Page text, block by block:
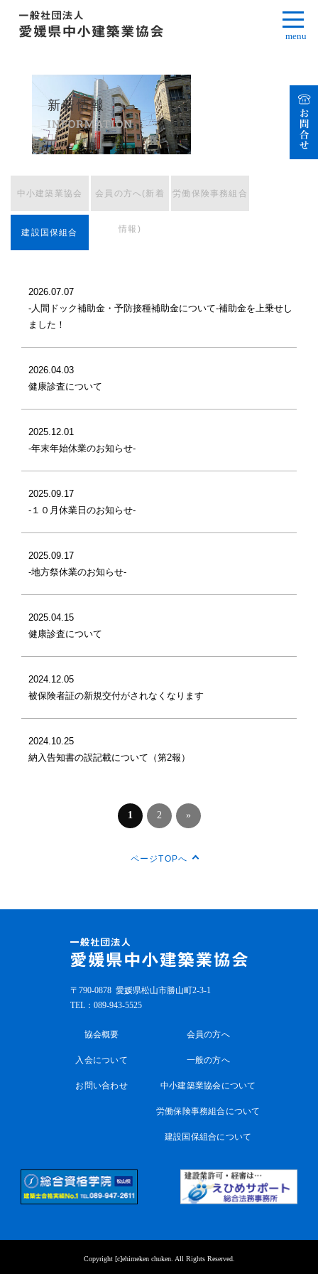
menu
新着情報
中小建築業協会 会員の方へ(新着
情報)
労働保険事務組合
建設国保組合
2026.07.07
-人間ドック補助金・予防接種補助金について-補助金を上乗せし
ました！
2026.04.03
健康診査について
2025.12.01
-年末年始休業のお知らせ-
2025.09.17
-１０月休業日のお知らせ-
2025.09.17
-地方祭休業のお知らせ-
2025.04.15
健康診査について
2024.12.05
被保険者証の新規交付がされなくなります
2024.10.25
納入告知書の誤記載について（第2報）
1 2 »
ページTOPへ
〒790-0878 愛媛県松山市勝山町2-3-1
TEL： 089-943-5525
協会概要
入会について
お問い合わせ
会員の方へ
一般の方へ
中小建築業協会について
労働保険事務組合について
建設国保組合について
Copyright [c]ehimeken chuken. All Rights Reserved.